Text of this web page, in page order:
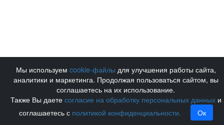
Мы используем cookie-файлы для улучшения работы сайта,
аналитики и маркетинга. Продолжая пользоваться сайтом, вы
соглашаетесь на их использование.
Также Вы даете согласие на обработку персональных данныхи
соглашаетесь с политикой конфиденциальности. Ок